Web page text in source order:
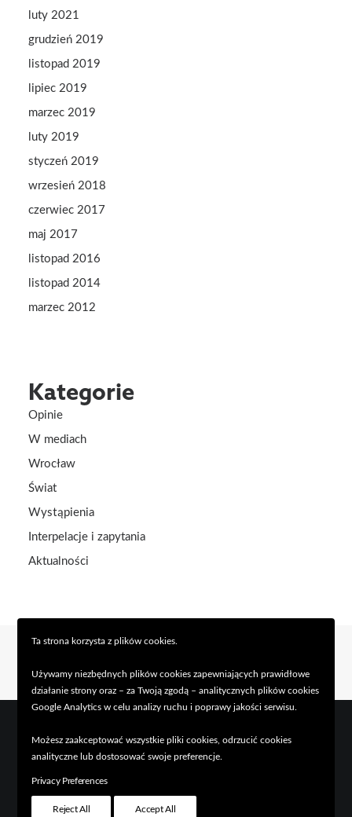
luty 2021
grudzień 2019
listopad 2019
lipiec 2019
marzec 2019
luty 2019
styczeń 2019
wrzesień 2018
czerwiec 2017
maj 2017
listopad 2016
listopad 2014
marzec 2012
Kategorie
Opinie
W mediach
Wrocław
Świat
Wystąpienia
Interpelacje i zapytania
Aktualności
© 2026 Piotr Uhle. Wszystkie prawa zastrzeżone
Ta strona korzysta z plików cookies.
Używamy niezbędnych plików cookies zapewniających prawidłowe
działanie strony oraz – za Twoją zgodą – analitycznych plików cookies
Google Analytics w celu analizy ruchu i poprawy jakości serwisu.
Możesz zaakceptować wszystkie pliki cookies, odrzucić cookies
analityczne lub dostosować swoje preferencje.
Privacy Preferences
Reject All Accept All